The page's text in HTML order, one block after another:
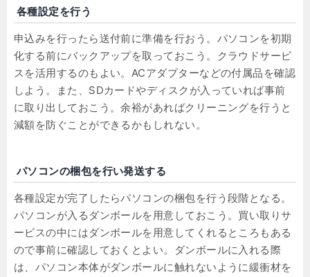
各種設定を行う
申込みを行ったら送付前に準備を行おう。パソコンを初期
化する前にバックアップを取っておこう。クラウドサービ
スを活用するのもよい。ACアダプターなどの付属品を確認
しよう。また、SDカードやディスクが入っていれば事前
に取り出しておこう。余裕があればクリーニングを行うと
減額を防ぐことができるかもしれない。
パソコンの梱包を行い発送する
各種設定が完了したらパソコンの梱包を行う段階となる。
パソコンが入るダンボールを用意しておこう。買い取りサ
ービスの中にはダンボールを用意してくれるところもある
ので事前に確認しておくとよい。ダンボールに入れる際
は、パソコン本体がダンボールに触れないように緩衝材を